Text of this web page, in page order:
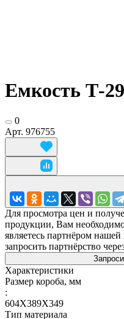
Емкость Т-
0
Арт. 976755
Для просмотра цен и
продукции, Вам
являетесь партнёром
запросить партнёрство
Характеристики
Размер короба, мм
:
604Х389Х349
Тип материала